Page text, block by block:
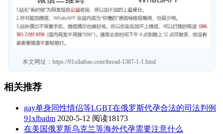
本文网址： https://91xilaibao.com/thread-1387-1-1.html
相关推荐
gay单身同性情侣等LGBT在俄罗斯代孕合法的司法判例
91xlbadm 2020-5-12 阅读18173
在美国俄罗斯乌克兰等海外代孕需要注意什么